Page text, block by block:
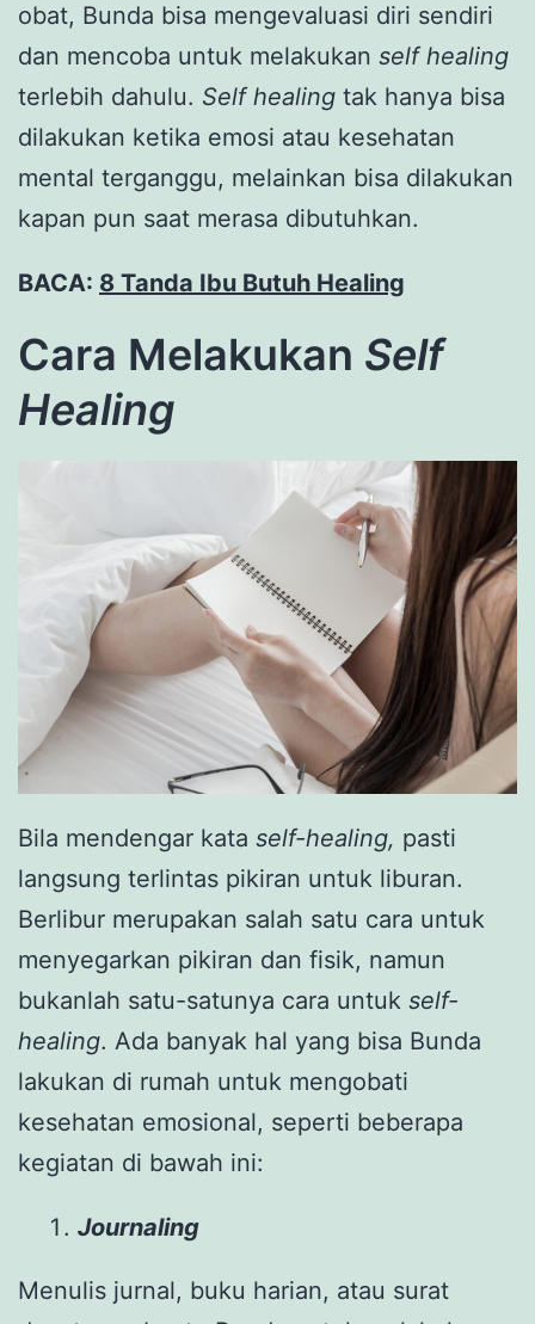
obat, Bunda bisa mengevaluasi diri sendiri
dan mencoba untuk melakukan self healing
terlebih dahulu. Self healing tak hanya bisa
dilakukan ketika emosi atau kesehatan
mental terganggu, melainkan bisa dilakukan
kapan pun saat merasa dibutuhkan.
BACA: 8 Tanda Ibu Butuh Healing
Cara Melakukan Self
Healing
Bila mendengar kata self-healing, pasti
langsung terlintas pikiran untuk liburan.
Berlibur merupakan salah satu cara untuk
menyegarkan pikiran dan fisik, namun
bukanlah satu-satunya cara untuk self-
healing. Ada banyak hal yang bisa Bunda
lakukan di rumah untuk mengobati
kesehatan emosional, seperti beberapa
kegiatan di bawah ini:
Journaling
Menulis jurnal, buku harian, atau surat